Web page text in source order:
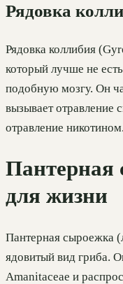
Рядовка
Рядовка коллибия
который лучше не
подобную мозгу. Он
вызывает
отравление никотином.
Пантерная
для жизни
Пантерная сыроежка
ядовитый вид гриба.
Amanitaceae и